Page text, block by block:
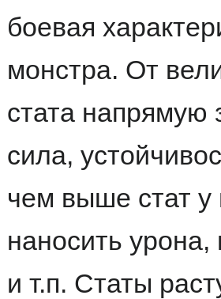
боевая
монстра. От
стата напрямую
сила,
чем выше стат у
наносить
и т.п. Статы